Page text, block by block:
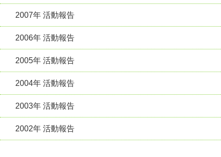
2007年 活動報告
2006年 活動報告
2005年 活動報告
2004年 活動報告
2003年 活動報告
2002年 活動報告